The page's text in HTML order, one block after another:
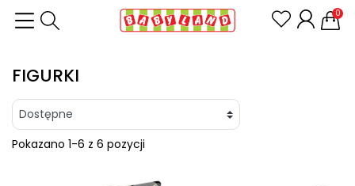
0
FIGURKI
Pokazano 1-6 z 6 pozycji